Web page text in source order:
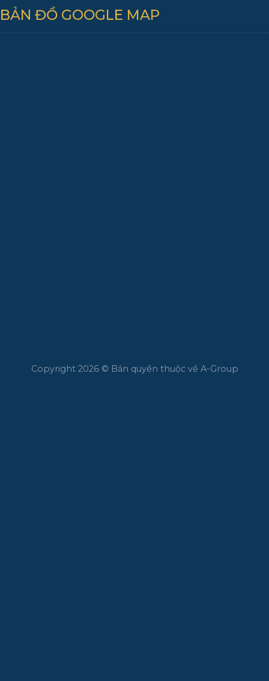
BẢN ĐỒ GOOGLE MAP
Copyright 2026 © Bản quyền thuộc về A-Group